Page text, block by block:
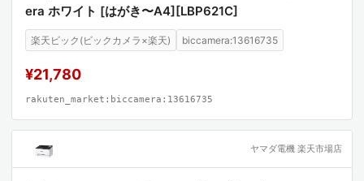
era ホワイト [はがき〜A4][LBP621C]
楽天ビック(ビックカメラ×楽天) biccamera:13616735
¥21,780
rakuten_market:biccamera:13616735
ヤマダ電機 楽天市場店